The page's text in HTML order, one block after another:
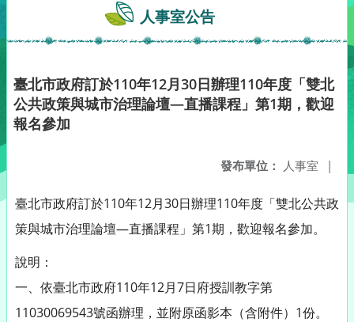
人事室公告
臺北市政府訂於110年12月30日辦理110年度「雙北
公共政策與城市治理論壇—直播課程」第1期，歡迎
報名參加
發布單位： 人事室 |
臺北市政府訂於110年12月30日辦理110年度「雙北公共政
策與城市治理論壇—直播課程」第1期，歡迎報名參加。
說明：
一、依臺北市政府110年12月7日府授訓教字第
11030069543號函辦理，並附原函影本（含附件）1份。